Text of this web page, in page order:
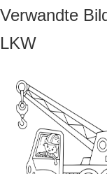
Verwandte
LKW